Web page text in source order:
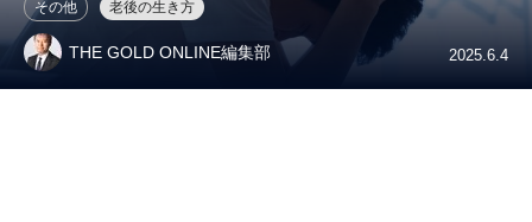
その他 老後の生き方
THE GOLD ONLINE編集部 2025.6.4